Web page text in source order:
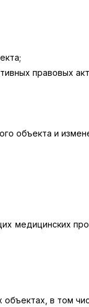
правовых
объекта и
медицинских
объектах, в том